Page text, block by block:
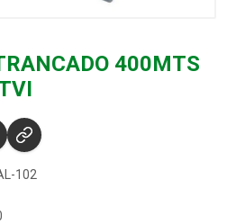
400MTS
102